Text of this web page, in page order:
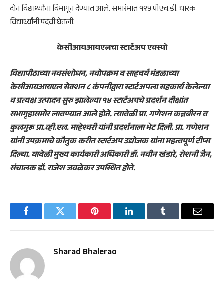
दोन विद्यार्थ्यांना विभागून देण्यात आले. समारंभात १९५ पीएच.डी. धारक
विद्यार्थ्यांनी पदवी घेतली.
केसीआयआयएलचा स्टार्टअप एक्स्पो
विद्यापीठाच्या नवसंशोधन, नवोपक्रम व साहचर्य मंडळाच्या
केसीआयआयएल सेक्शन ८ कंपनीद्वारा स्टार्टअपला सहकार्य केलेल्या
व प्रत्यक्ष उत्पादन सुरु झालेल्या १४ स्टार्टअपचे प्रदर्शन दीक्षांत
सभागृहासमोर लावण्यात आले होते. त्यावेळी प्रा. गणेशन कन्नबीरन व
कुलगुरू प्रा.व्ही.एल. माहेश्वरी यांनी प्रदर्शनाला भेट दिली. प्रा. गणेशन
यांनी उपक्रमाचे कौतुक करीत स्टार्टअप उद्योजक यांना महत्वपूर्ण टीप्स
दिल्या. यावेळी मुख्य कार्यकारी अधिकारी डॉ. नवीन खंडारे, रोशनी जैन,
संचालक डॉ. राजेश जवळेकर उपस्थित होते.
FacebookTwitter Pinterest LinkedInTumblr Email
Sharad Bhalerao